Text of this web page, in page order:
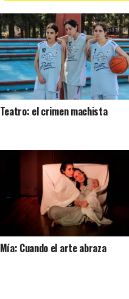
Teatro: el crimen machista
Mía: Cuando el arte abraza